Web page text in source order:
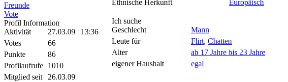
Freunde
Vote
Profil Information
Aktivität
27.03.09 | 13:36
Votes
66
Punkte
86
Profilaufrufe 1010
Mitglied seit
26.03.09
Ethnische Herkunft
Europäisch
Ich suche
Geschlecht
Mann
Leute für
Flirt, Chatten
Alter
ab 17 Jahre bis 23 Jahre
eigener Haushalt
egal